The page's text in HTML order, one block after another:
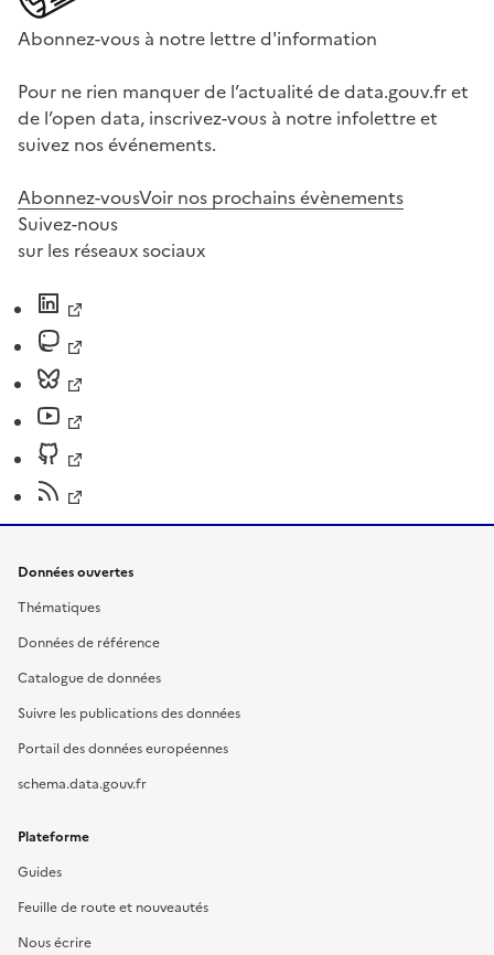
Abonnez-vous à notre lettre d'information
Pour ne rien manquer de l’actualité de data.gouv.fr et
de l’open data, inscrivez-vous à notre infolettre et
suivez nos événements.
Abonnez-vousVoir nos prochains évènements
Suivez-nous
sur les réseaux sociaux
Données ouvertes
Thématiques
Données de référence
Catalogue de données
Suivre les publications des données
Portail des données européennes
schema.data.gouv.fr
Plateforme
Guides
Feuille de route et nouveautés
Nous écrire